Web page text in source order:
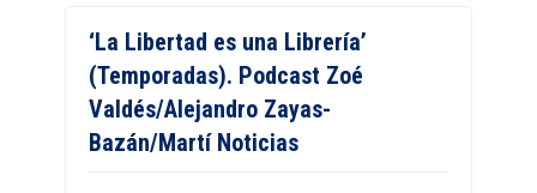
‘La Libertad es una Librería’
(Temporadas). Podcast Zoé
Valdés/Alejandro Zayas-
Bazán/Martí Noticias